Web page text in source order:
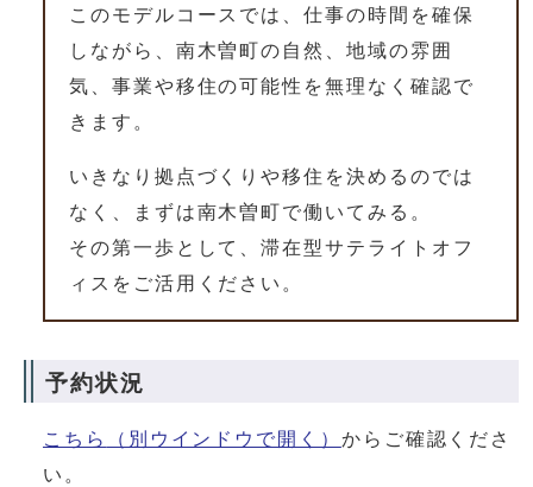
このモデルコースでは、仕事の時間を確保
しながら、南木曽町の自然、地域の雰囲
気、事業や移住の可能性を無理なく確認で
きます。
いきなり拠点づくりや移住を決めるのでは
なく、まずは南木曽町で働いてみる。
その第一歩として、滞在型サテライトオフ
ィスをご活用ください。
予約状況
こちら （別ウインドウで開く） からご確認くださ
い。